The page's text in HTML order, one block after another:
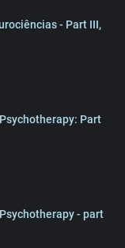
- Part III,
Part
- part